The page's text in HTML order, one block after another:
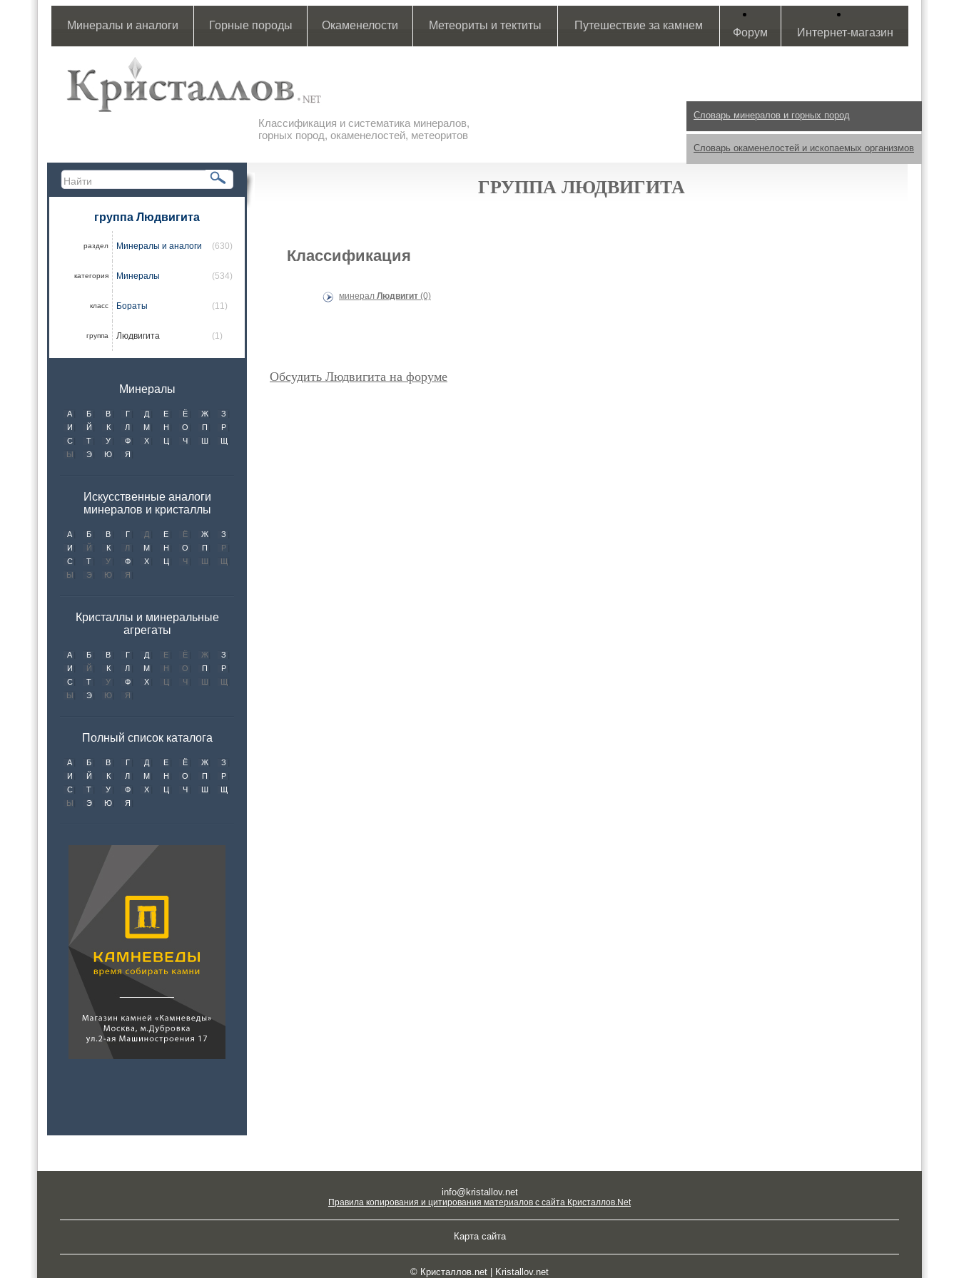
Минералы и аналоги Горные породы Окаменелости Метеориты и тектиты Путешествие за камнем
Форум Интернет-магазин
Классификация и систематика минералов,
горных пород, окаменелостей, метеоритов
Словарь минералов и горных пород
Словарь окаменелостей и ископаемых организмов
группа Людвигита
раздел Минералы и аналоги (630)
категория Минералы (534)
класс Бораты (11)
группа Людвигита (1)
Минералы
А Б В Г Д Е Ё Ж
З
И
Й К Л М Н О П
Р
С
Т У Ф Х Ц Ч Ш
Щ
Ы
Э Ю Я
Искусственные аналоги
минералов и кристаллы
А Б В Г Д Е Ё Ж
З
И
Й К Л М Н О П
Р
С
Т У Ф Х Ц Ч Ш
Щ
Ы
Э Ю Я
Кристаллы и минеральные
агрегаты
А Б В Г Д Е Ё Ж
З
И
Й К Л М Н О П
Р
С
Т У Ф Х Ц Ч Ш
Щ
Ы
Э Ю Я
Полный список каталога
А Б В Г Д Е Ё Ж
З
И
Й К Л М Н О П
Р
С
Т У Ф Х Ц Ч Ш
Щ
Ы
Э Ю Я
ГРУППА ЛЮДВИГИТА
Классификация
минерал Людвигит (0)
Обсудить Людвигита на форуме
info@kristallov.net
Правила копирования и цитирования материалов с сайта Кристаллов.Net
Карта сайта
© Кристаллов.net | Kristallov.net